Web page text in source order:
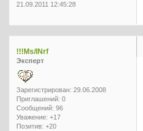
21.09.2011 12:45:28
!!!Ms/INrf
Эксперт
Зарегистрирован: 29.06.2008
Приглашений: 0
Сообщений: 96
Уважение: +17
Позитив: +20